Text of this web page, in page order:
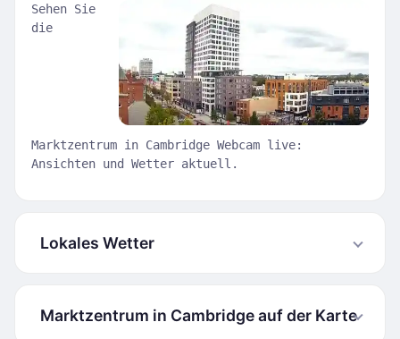
Sehen Sie
die
Marktzentrum in Cambridge Webcam live:
Ansichten und Wetter aktuell.
Lokales Wetter
Marktzentrum in Cambridge auf der Karte